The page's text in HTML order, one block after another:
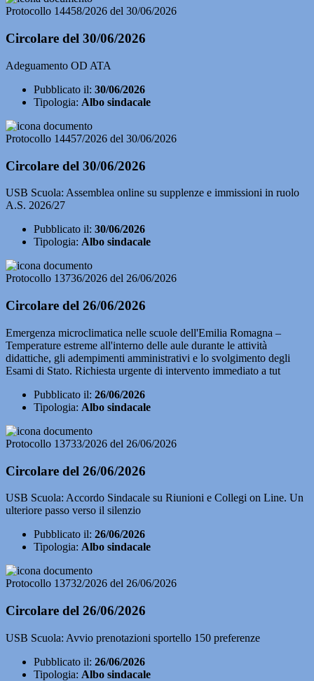
Protocollo 14458/2026 del 30/06/2026
Circolare del 30/06/2026
Adeguamento OD ATA
Pubblicato il: 30/06/2026
Tipologia: Albo sindacale
Protocollo 14457/2026 del 30/06/2026
Circolare del 30/06/2026
USB Scuola: Assemblea online su supplenze e immissioni in ruolo
A.S. 2026/27
Pubblicato il: 30/06/2026
Tipologia: Albo sindacale
Protocollo 13736/2026 del 26/06/2026
Circolare del 26/06/2026
Emergenza microclimatica nelle scuole dell'Emilia Romagna –
Temperature estreme all'interno delle aule durante le attività
didattiche, gli adempimenti amministrativi e lo svolgimento degli
Esami di Stato. Richiesta urgente di intervento immediato a tut
Pubblicato il: 26/06/2026
Tipologia: Albo sindacale
Protocollo 13733/2026 del 26/06/2026
Circolare del 26/06/2026
USB Scuola: Accordo Sindacale su Riunioni e Collegi on Line. Un
ulteriore passo verso il silenzio
Pubblicato il: 26/06/2026
Tipologia: Albo sindacale
Protocollo 13732/2026 del 26/06/2026
Circolare del 26/06/2026
USB Scuola: Avvio prenotazioni sportello 150 preferenze
Pubblicato il: 26/06/2026
Tipologia: Albo sindacale